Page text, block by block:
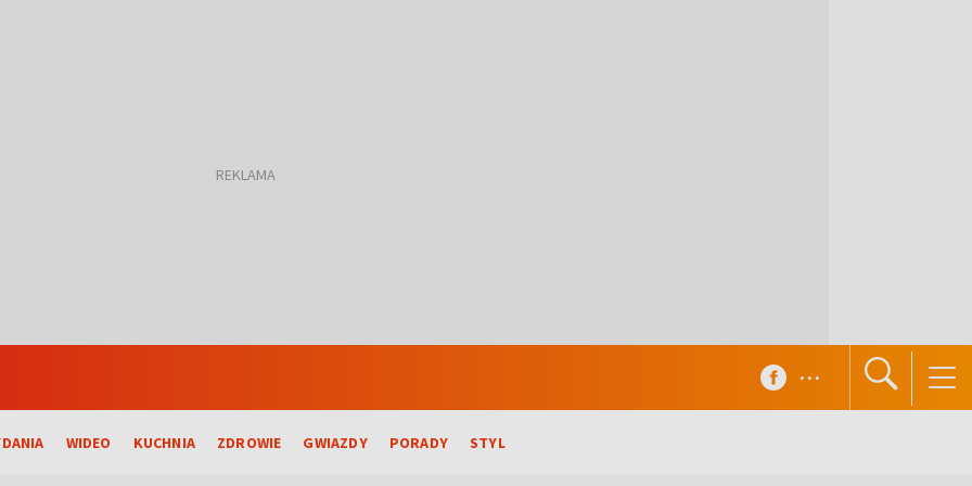
WIDEO KUCHNIA ZDROWIE GWIAZDY PORADY STYL
...